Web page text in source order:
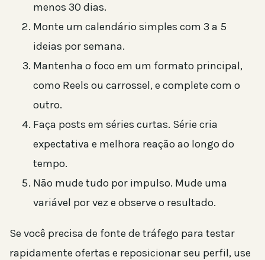
menos 30 dias.
Monte um calendário simples com 3 a 5
ideias por semana.
Mantenha o foco em um formato principal,
como Reels ou carrossel, e complete com o
outro.
Faça posts em séries curtas. Série cria
expectativa e melhora reação ao longo do
tempo.
Não mude tudo por impulso. Mude uma
variável por vez e observe o resultado.
Se você precisa de fonte de tráfego para testar
rapidamente ofertas e reposicionar seu perfil, use